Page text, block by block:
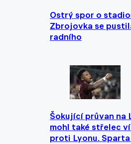
Ostrý spor o
Zbrojovka se
radního
Šokující průvan na
mohl také střelec
proti Lyonu.